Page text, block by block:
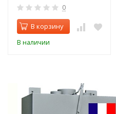
0
В корзину
В наличии